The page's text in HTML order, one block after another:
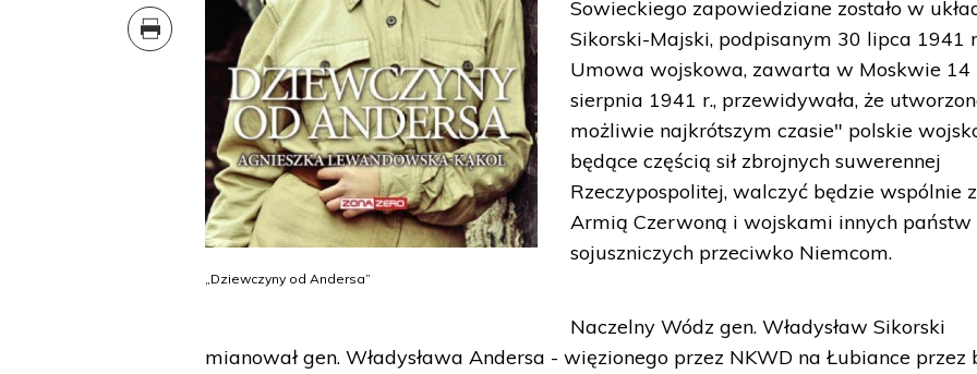
„Dziewczyny od Andersa”
Sowieckiego zapowiedziane zostało w
Sikorski-Majski, podpisanym 30 lipca 1941
Umowa wojskowa, zawarta w Moskwie 14
sierpnia 1941 r., przewidywała, że
możliwie najkrótszym czasie" polskie
będące częścią sił zbrojnych suwerennej
Rzeczypospolitej, walczyć będzie wspólnie z
Armią Czerwoną i wojskami innych państw
sojuszniczych przeciwko Niemcom.
Naczelny Wódz gen. Władysław Sikorski
mianował gen. Władysława Andersa - więzionego przez NKWD na Łubiance przez